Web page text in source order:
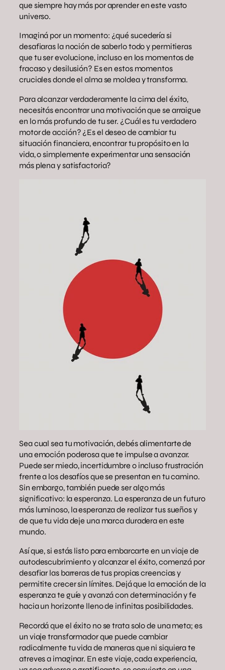
que siempre hay más por aprender en este vasto
universo.
Imaginá por un momento: ¿qué sucedería si
desafiaras la noción de saberlo todo y permitieras
que tu ser evolucione, incluso en los momentos de
fracaso y desilusión? Es en estos momentos
cruciales donde el alma se moldea y transforma.
Para alcanzar verdaderamente la cima del éxito,
necesitás encontrar una motivación que se arraigue
en lo más profundo de tu ser. ¿Cuál es tu verdadero
motor de acción? ¿Es el deseo de cambiar tu
situación financiera, encontrar tu propósito en la
vida, o simplemente experimentar una sensación
más plena y satisfactoria?
Sea cual sea tu motivación, debés alimentarte de
una emoción poderosa que te impulse a avanzar.
Puede ser miedo, incertidumbre o incluso frustración
frente a los desafíos que se presentan en tu camino.
Sin embargo, también puede ser algo más
significativo: la esperanza. La esperanza de un futuro
más luminoso, la esperanza de realizar tus sueños y
de que tu vida deje una marca duradera en este
mundo.
Así que, si estás listo para embarcarte en un viaje de
autodescubrimiento y alcanzar el éxito, comenzá por
desafiar las barreras de tus propias creencias y
permitite crecer sin límites. Dejá que la emoción de la
esperanza te guíe y avanzá con determinación y fe
hacia un horizonte lleno de infinitas posibilidades.
Recordá que el éxito no se trata solo de una meta; es
un viaje transformador que puede cambiar
radicalmente tu vida de maneras que ni siquiera te
atreves a imaginar. En este viaje, cada experiencia,